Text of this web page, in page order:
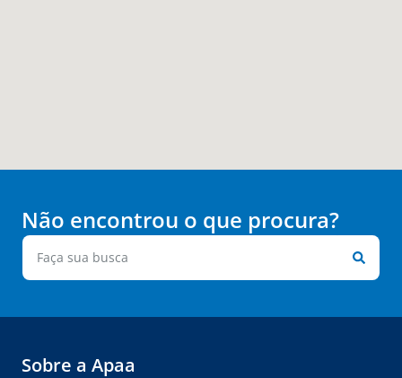
Não encontrou o que procura?
Sobre a Apaa